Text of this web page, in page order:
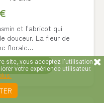
et l'abricot qui
douceur. La fleur de
florale...
site, vous acceptez l'utilisation
votre expérience utilisateur.